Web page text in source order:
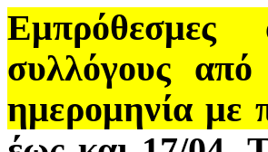
Εμπρόθεσμες
συλλόγους
από
ημερομηνία με